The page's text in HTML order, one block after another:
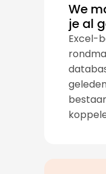
We
je al
Excel-